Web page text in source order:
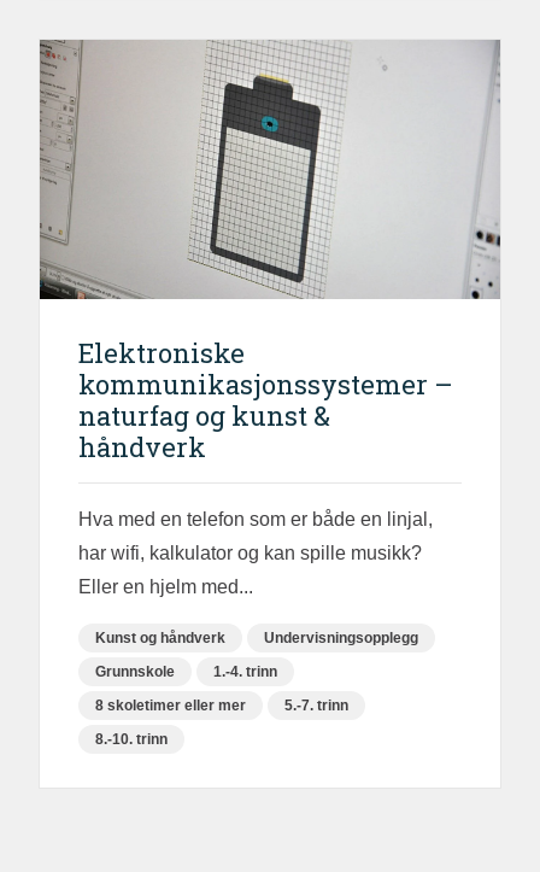
Elektroniske
kommunikasjonssystemer –
naturfag og kunst &
håndverk
Hva med en telefon som er både en linjal,
har wifi, kalkulator og kan spille musikk?
Eller en hjelm med...
Kunst og håndverk
Undervisningsopplegg
Grunnskole
1.-4. trinn
8 skoletimer eller mer
5.-7. trinn
8.-10. trinn